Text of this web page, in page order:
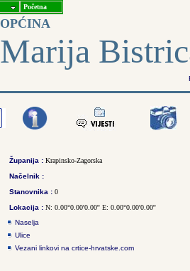
Početna
OPĆINA
Marija
Županija : Krapinsko-Zagorska
Načelnik :
Stanovnika : 0
Lokacija : N: 0.00°0.00'0.00'' E: 0.00°0.00'0.00''
Naselja
Ulice
Vezani linkovi na crtice-hrvatske.com